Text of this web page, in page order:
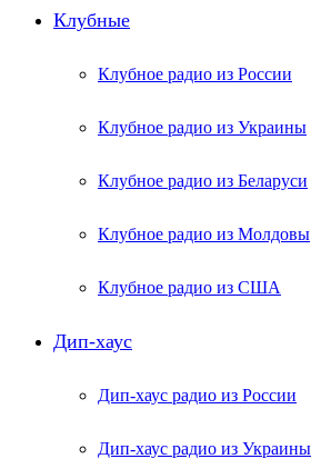
Клубные
Клубное радио из России
Клубное радио из Украины
Клубное радио из Беларуси
Клубное радио из Молдовы
Клубное радио из США
Дип-хаус
Дип-хаус радио из России
Дип-хаус радио из Украины